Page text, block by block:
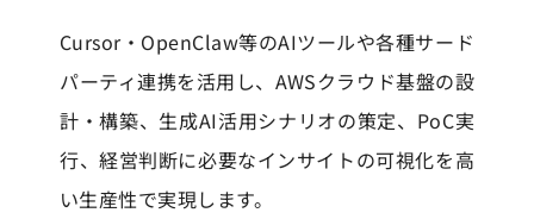
Cursor・OpenClaw等のAIツールや各種サード
パーティ連携を活用し、AWSクラウド基盤の設
計・構築、生成AI活用シナリオの策定、PoC実
行、経営判断に必要なインサイトの可視化を高
い生産性で実現します。